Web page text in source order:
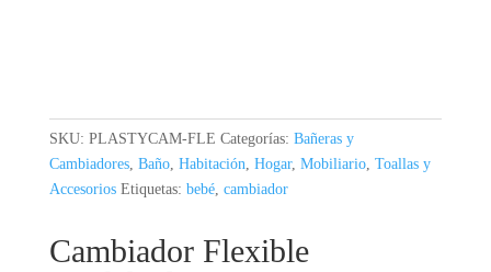
SKU: PLASTYCAM-FLE Categorías: Bañeras y
Cambiadores, Baño, Habitación, Hogar, Mobiliario, Toallas y
Accesorios Etiquetas: bebé, cambiador
Cambiador Flexible